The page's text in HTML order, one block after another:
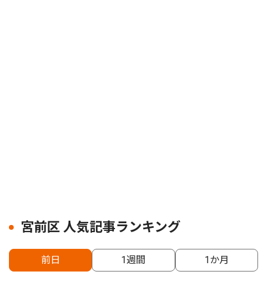
宮前区 人気記事ランキング
前日 1週間 1か月